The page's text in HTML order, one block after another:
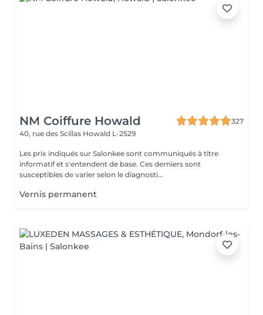
NM Coiffure Howald
327
40, rue des Scillas Howald L-2529
Les prix indiqués sur Salonkee sont communiqués à titre
informatif et s'entendent de base. Ces derniers sont
susceptibles de varier selon le diagnosti...
Vernis permanent